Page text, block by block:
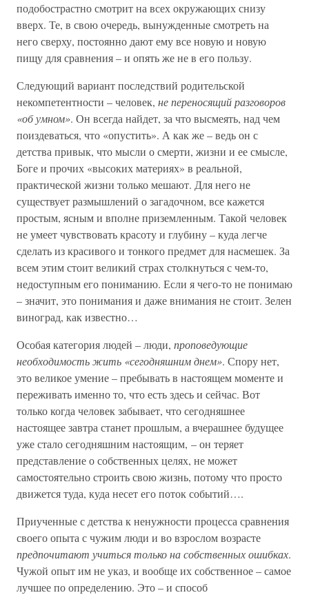
подобострастно смотрит на всех окружающих снизу
вверх. Те, в свою очередь, вынужденные смотреть на
него сверху, постоянно дают ему все новую и новую
пищу для сравнения – и опять же не в его пользу.
Следующий вариант последствий родительской
некомпетентности – человек, не переносящий разговоров
«об умном». Он всегда найдет, за что высмеять, над чем
поиздеваться, что «опустить». А как же – ведь он с
детства привык, что мысли о смерти, жизни и ее смысле,
Боге и прочих «высоких материях» в реальной,
практической жизни только мешают. Для него не
существует размышлений о загадочном, все кажется
простым, ясным и вполне приземленным. Такой человек
не умеет чувствовать красоту и глубину – куда легче
сделать из красивого и тонкого предмет для насмешек. За
всем этим стоит великий страх столкнуться с чем-то,
недоступным его пониманию. Если я чего-то не понимаю
– значит, это понимания и даже внимания не стоит. Зелен
виноград, как известно…
Особая категория людей – люди, проповедующие
необходимость жить «сегодняшним днем». Спору нет,
это великое умение – пребывать в настоящем моменте и
переживать именно то, что есть здесь и сейчас. Вот
только когда человек забывает, что сегодняшнее
настоящее завтра станет прошлым, а вчерашнее будущее
уже стало сегодняшним настоящим, – он теряет
представление о собственных целях, не может
самостоятельно строить свою жизнь, потому что просто
движется туда, куда несет его поток событий….
Приученные с детства к ненужности процесса сравнения
своего опыта с чужим люди и во взрослом возрасте
предпочитают учиться только на собственных ошибках.
Чужой опыт им не указ, и вообще их собственное – самое
лучшее по определению. Это – и способ